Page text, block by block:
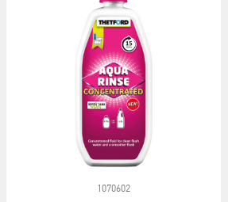
1070602